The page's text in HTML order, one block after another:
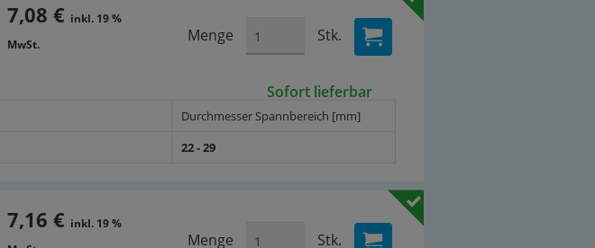
7,08 € inkl. 19 %
MwSt.
Menge Stk.
Sofort lieferbar
Durchmesser Spannbereich [mm]
22 - 29
7,16 € inkl. 19 %
Menge Stk.